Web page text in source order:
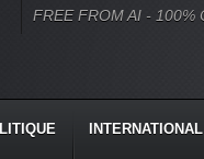
FREE FROM AI - 100%
INTERNATIONAL